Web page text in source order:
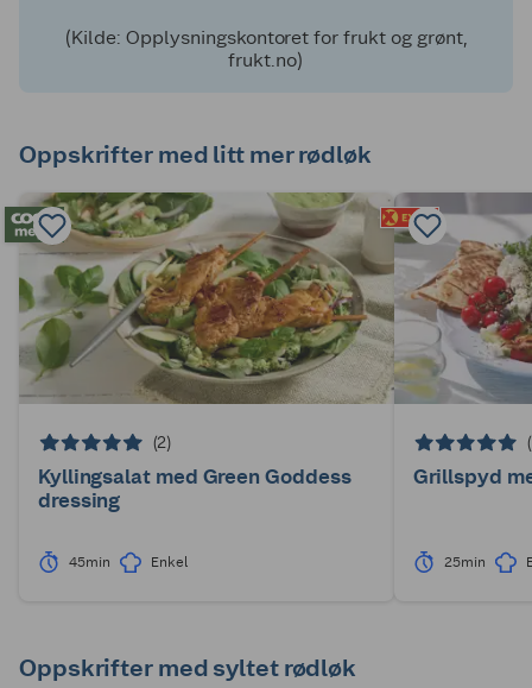
(Kilde: Opplysningskontoret for frukt og grønt,
frukt.no)
Oppskrifter med litt mer rødløk
(2)
Kyllingsalat med Green Goddess
dressing
45min Enkel
Grillspyd
25min
Oppskrifter med syltet rødløk